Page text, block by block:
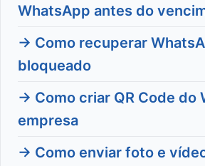
WhatsApp antes do
→ Como recuperar
bloqueado
→ Como criar QR Code do
empresa
→ Como enviar foto e